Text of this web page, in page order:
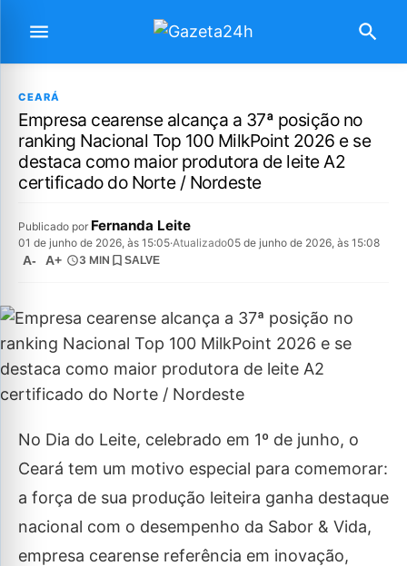
CEARÁ
Empresa cearense alcança a 37ª posição no
ranking Nacional Top 100 MilkPoint 2026 e se
destaca como maior produtora de leite A2
certificado do Norte / Nordeste
Publicado por Fernanda Leite
01 de junho de 2026, às 15:05·Atualizado05 de junho de 2026, às 15:08
A- A+ 3 MIN SALVE
No Dia do Leite, celebrado em 1º de junho, o
Ceará tem um motivo especial para comemorar:
a força de sua produção leiteira ganha destaque
nacional com o desempenho da Sabor & Vida,
empresa cearense referência em inovação,